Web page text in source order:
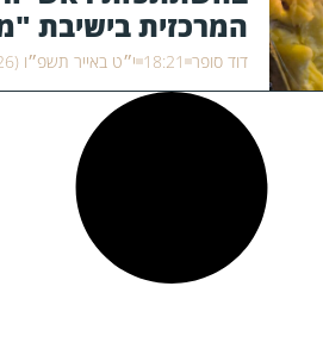
המרכזית בישיבת
דוד סופר 18:21 י״ט באייר תשפ״ו (06/05/2026)